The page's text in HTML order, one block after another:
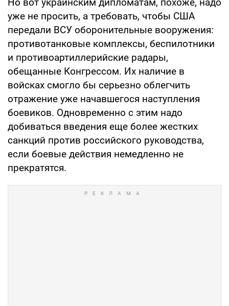
уже не просить, а требовать, чтобы США
передали ВСУ оборонительные вооружения:
противотанковые комплексы, беспилотники
и противоартиллерийские радары,
обещанные Конгрессом. Их наличие в
войсках смогло бы серьезно облегчить
отражение уже начавшегося наступления
боевиков. Одновременно с этим надо
добиваться введения еще более жестких
санкций против российского руководства,
если боевые действия немедленно не
прекратятся.